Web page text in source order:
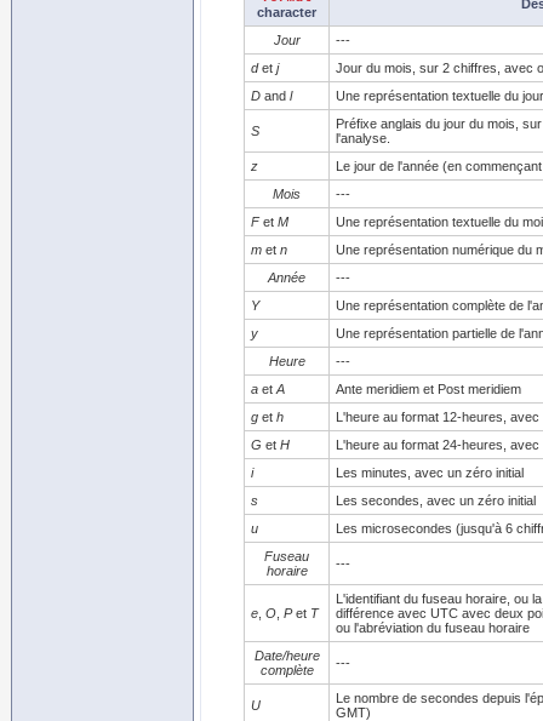
character
Jour
---
det j
Jour du mois, sur 2 chiffres, avec
D and l Une représentation textuelle du jour
S
Préfixe anglais du jour du mois,
l'analyse.
z
Le jour de l'année (en
Mois
---
Fet M
Une représentation textuelle du
m et n
Une représentation numérique du
Année
---
Y
Une représentation complète de
y
Une représentation partielle de
Heure
---
a et A
Ante meridiem et Post meridiem
g et h
L'heure au format 12-heures,
G et H
L'heure au format 24-heures,
i
Les minutes, avec un zéro initial
s
Les secondes, avec un zéro initial
u
Les microsecondes (jusqu'à 6
Fuseau
horaire
---
e O Pet T
L'identifiant du fuseau horaire, ou
différence avec UTC avec deux
ou l'abréviation du fuseau horaire
Date/heure
complète
---
U
Le nombre de secondes depuis
GMT)